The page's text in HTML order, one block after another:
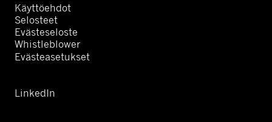
Käyttöehdot
Selosteet
Evästeseloste
Whistleblower
Evästeasetukset
LinkedIn